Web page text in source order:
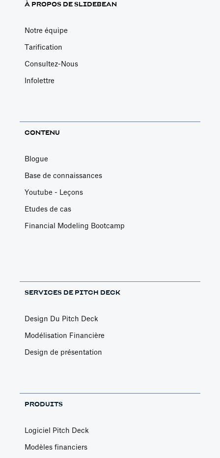
À PROPOS DE SLIDEBEAN
Notre équipe
Tarification
Consultez-Nous
Infolettre
CONTENU
Blogue
Base de connaissances
Youtube - Leçons
Etudes de cas
Financial Modeling Bootcamp
SERVICES DE PITCH DECK
Design Du Pitch Deck
Modélisation Financière
Design de présentation
PRODUITS
Logiciel Pitch Deck
Modèles financiers